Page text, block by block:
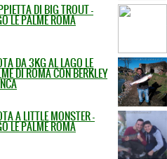
DI BIG TROUT -
LE PALME ROMA
DA 3KG AL LAGO LE
DI ROMA CON BERKLEY
A LITTLE MONSTER -
LE PALME ROMA